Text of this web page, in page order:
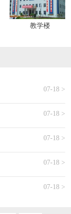
教学楼
07-18 >
07-18 >
07-18 >
07-18 >
07-18 >